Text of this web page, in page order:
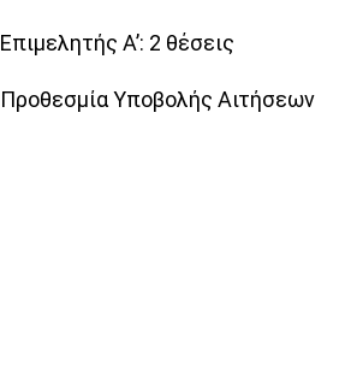
Επιμελητής Α’: 2 θέσεις
Προθεσμία Υποβολής Αιτήσεων